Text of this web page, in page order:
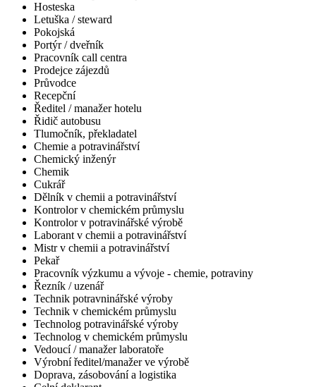
Hosteska
Letuška / steward
Pokojská
Portýr / dveřník
Pracovník call centra
Prodejce zájezdů
Průvodce
Recepční
Ředitel / manažer hotelu
Řidič autobusu
Tlumočník, překladatel
Chemie a potravinářství
Chemický inženýr
Chemik
Cukrář
Dělník v chemii a potravinářství
Kontrolor v chemickém průmyslu
Kontrolor v potravinářské výrobě
Laborant v chemii a potravinářství
Mistr v chemii a potravinářství
Pekař
Pracovník výzkumu a vývoje - chemie, potraviny
Řezník / uzenář
Technik potravninářské výroby
Technik v chemickém průmyslu
Technolog potravinářské výroby
Technolog v chemickém průmyslu
Vedoucí / manažer laboratoře
Výrobní ředitel/manažer ve výrobě
Doprava, zásobování a logistika